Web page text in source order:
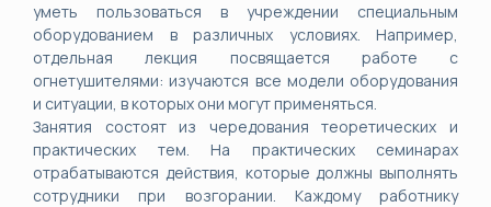
уметь пользоваться в учреждении специальным
оборудованием в различных условиях. Например,
отдельная лекция посвящается работе с
огнетушителями: изучаются все модели оборудования
и ситуации, в которых они могут применяться.
Занятия состоят из чередования теоретических и
практических тем. На практических семинарах
отрабатываются действия, которые должны выполнять
сотрудники при возгорании. Каждому работнику